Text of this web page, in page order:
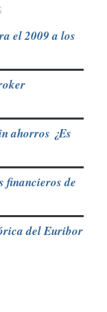
el 2009 a los
ahorros ¿Es
financieros de
del Euribor